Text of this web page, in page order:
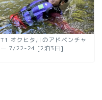
T1 オクヒタ川のアドベンチャ
ー 7/22-24 [2泊3日]